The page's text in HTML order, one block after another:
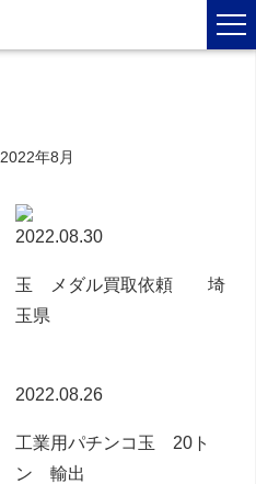
2022年8月
2022.08.30
玉 メダル買取依頼 埼
玉県
2022.08.26
工業用パチンコ玉 20ト
ン 輸出